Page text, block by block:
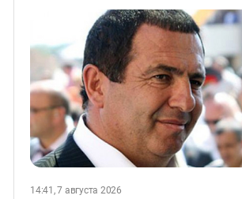
14:41, 7 августа 2026